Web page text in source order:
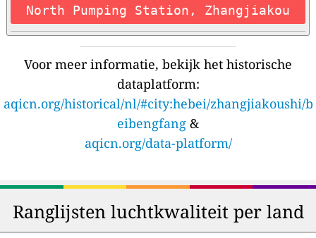
North Pumping Station, Zhangjiakou
Voor meer informatie, bekijk het historische
dataplatform:
aqicn.org/historical/nl/#city:hebei/zhangjiakoushi/b
eibengfang &
aqicn.org/data-platform/
Ranglijsten luchtkwaliteit per land